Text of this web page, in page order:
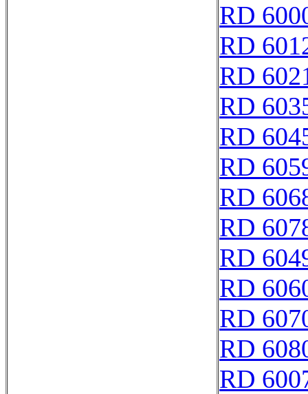
RD
RD
RD
RD
RD
RD
RD
RD
RD
RD
RD
RD
RD